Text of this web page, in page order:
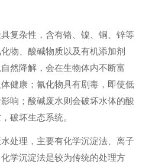
复杂性，含有铬、镍、铜、锌等
物、酸碱物质以及有机添加剂
然降解，会在生物体内不断富
健康；氰化物具有剧毒，即使低
响；酸碱废水则会破坏水体的酸
破坏生态系统。
处理，主要有化学沉淀法、离子
学沉淀法是较为传统的处理方